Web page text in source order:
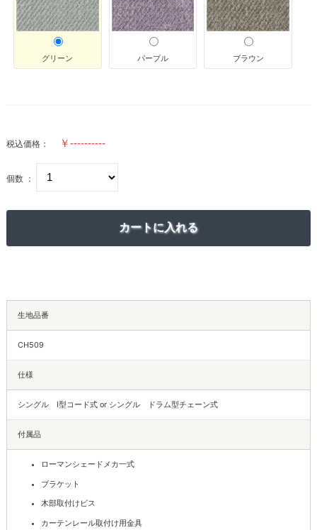
グリーン パープル ブラウン
税込価格：
個数 ：
生地品番
CH509
仕様
シングル I型コード式 or シングル ドラム型チェーン式
付属品
ローマンシェードメカ一式
ブラケット
木部取付けビス
カーテンレール取付け用金具